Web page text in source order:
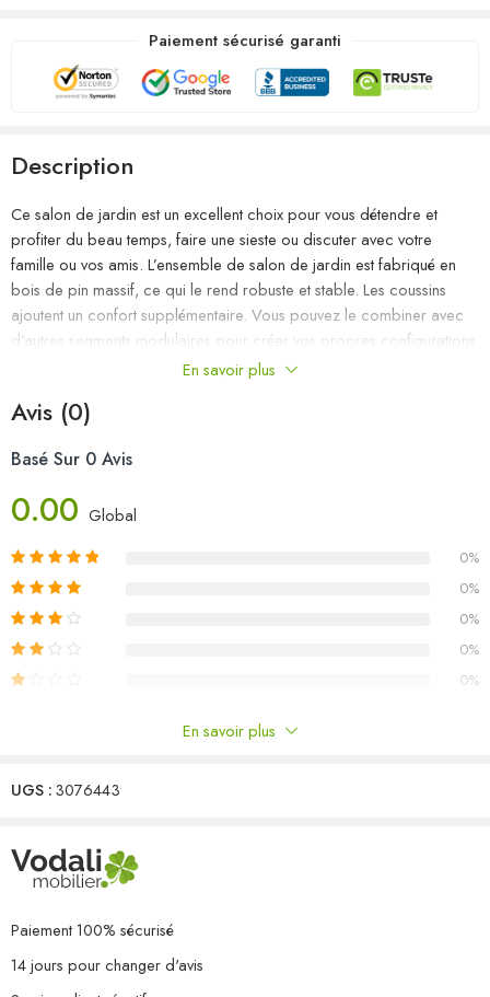
Paiement sécurisé garanti
Description
Ce salon de jardin est un excellent choix pour vous détendre et
profiter du beau temps, faire une sieste ou discuter avec votre
famille ou vos amis. L’ensemble de salon de jardin est fabriqué en
bois de pin massif, ce qui le rend robuste et stable. Les coussins
ajoutent un confort supplémentaire. Vous pouvez le combiner avec
d’autres segments modulaires pour créer vos propres configurations
de salon de jardin ! Remarque : afin de prolonger la durée de vie
avec une housse imperméable.
Couleur : noir
Matériau : bois de pin massif, tissu (100 % polyester)
H)
Dimensions du coussin de siège : 70 x 70 x 8 cm (L x l x é)
Dimensions du coussin de dossier/latéral : 70 x 40 x 8 cm (L x l x
é)
Capacité de charge maximale (par siège) : 110 kg
5 x coussin de siège
En savoir plus
Avis (0)
Basé Sur 0 Avis
0.00 Global
0%
0%
0%
0%
0%
Il n'y a pas encore de critiques.
En savoir plus
UGS :3076443
Paiement 100% sécurisé
14 jours pour changer d'avis